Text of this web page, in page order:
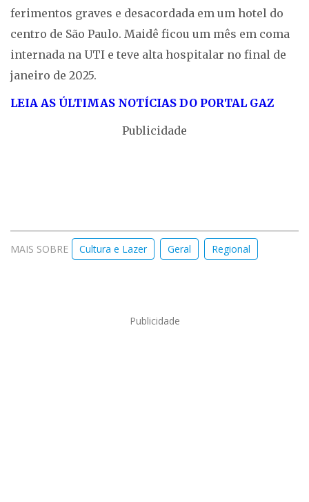
ferimentos graves e desacordada em um hotel do
centro de São Paulo. Maidê ficou um mês em coma
internada na UTI e teve alta hospitalar no final de
janeiro de 2025.
LEIA AS ÚLTIMAS NOTÍCIAS DO PORTAL GAZ
Publicidade
MAIS SOBRE Cultura e Lazer Geral Regional
Publicidade